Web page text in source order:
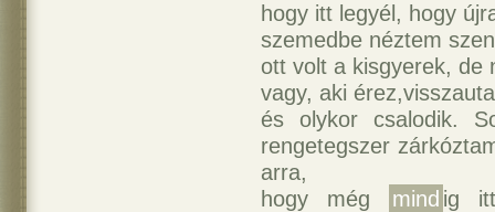
hogy itt legyél, hogy
szemedbe néztem
ott volt a kisgyerek, de
vagy, aki
és olykor csalodik.
rengetegszer
arra,
hogy még
mind ig